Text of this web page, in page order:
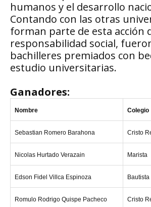
humanos y el desarrollo
Contando con las otras
forman parte de esta acción
responsabilidad social,
bachilleres premiados con
estudio universitarias.
Ganadores:
Nombre Colegio
Sebastian Romero Barahona Cristo
Nicolas Hurtado Verazain Marista
Edson Fidel Villca Espinoza
Romulo Rodrigo Quispe Pacheco Cristo